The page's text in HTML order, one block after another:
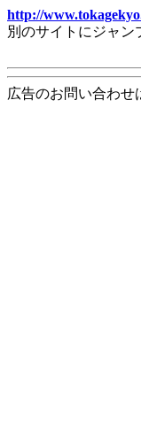
http://
別のサイトにジャ
広告のお問い合わせ